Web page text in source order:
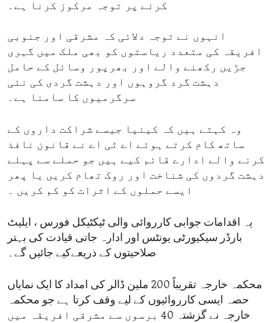
کرنے پر توجہ مرکوز کرنا ہے۔
انہوں نے توجہ دلائی کہ مشرقی اور جنوبی
افریقہ کی متعدد ریاستوں کو بھی ملک میں گہری
جڑیں رکھنے والے اور بھرپور وسائل کے حامل
دہشت گرد گروہوں اور دہشت گردی کی نئی
سرگرمیوں کا سامنا ہے۔
وہ کہتے ہیں کہ کینیا جیسے شراکت داروں کے
ساتھ کام کرتے ہوئے اے ٹی اے نے قانون نافذ
کرنے والے ادارے قائم کیے ہیں جو حملے سے پہلے
دہشت گردوں کی شناخت اور روک تھام کریں یا پھر
ایسے حملوں کے اثرات کو کم کریں ۔
یہ اقدامات جوابی کارروائی والی ٹیکٹیکل فورس ، ایلیٹ
بارڈر سیکیورٹی یونٹس اور ادارہ جاتی قیادت کی بہتر
صلاحیتوں کے ذریعےکیے جائیں گے۔
محکمہ خارجہ تقریباً 200 ملین ڈالر کی امداد کا ایک نمایاں
حصہ ایسی کارروائیوں کے لیے وقف کرتا ہے جو محکمہ
خارجہ نے گزشتہ 40 برسوں سے مشرقی افریقہ میں